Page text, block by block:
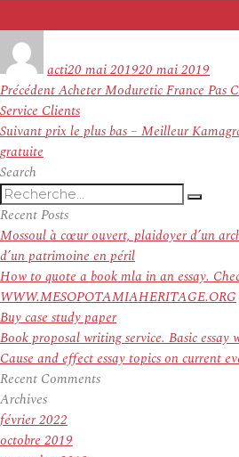
actile
20 mai 201920 mai 2019
Navigation
de
l’article
PrécédentArticle
précédent :
Acheter Moduretic France Pas
Service Clients
SuivantArticle
prix le plus bas – Meilleur
gratuite
Search
Recherche
pour
:
Recent Posts
Mossoul à cœur ouvert, plaidoyer d’un
d’un patrimoine en péril
How to quote a book mla in an essay.
WWW.MESOPOTAMIAHERITAGE.ORG
Buy case study paper
Book proposal writing service. Basic essay
Cause and effect essay topics on current
Recent Comments
Archives
février 2022
octobre 2019